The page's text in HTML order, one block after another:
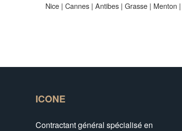
Nice | Cannes | Antibes | Grasse | Menton |
ICONE
Contractant général spécialisé en